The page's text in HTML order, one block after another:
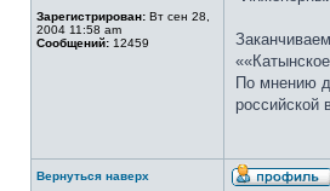
Зарегистрирован: Вт сен 28,
2004 11:58 am
Сообщений: 12459
По мнению
российской
Вернуться наверх